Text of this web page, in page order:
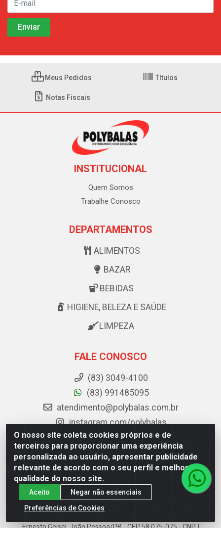
O nosso site coleta cookies próprios e de
terceiros para proporcionar uma experiência
personalizada ao usuário, apresentar publicidade
relevante de acordo com o seu perfil e melhorar a
qualidade do nosso site.
Aceito
Negar não essenciais
Preferências de Cookies
Meus Pedidos Títulos
Notas Fiscais
INSTITUCIONAL
Quem Somos
Trabalhe Conosco
DEPARTAMENTOS
ALIMENTOS
BAZAR
BEBIDAS
HIGIENE, BELEZA E SAÚDE
LIMPEZA
FALE CONOSCO
(83) 3049-4100
(83) 991485095
atendimento@polybalas.com.br
instagram.com/polybalas
facebook.com/Polybalas
Baixe já o APP da Polybalas
Ernesto Geisel, João Pessoa/PB - CEP 58.075-075 - CNPJ